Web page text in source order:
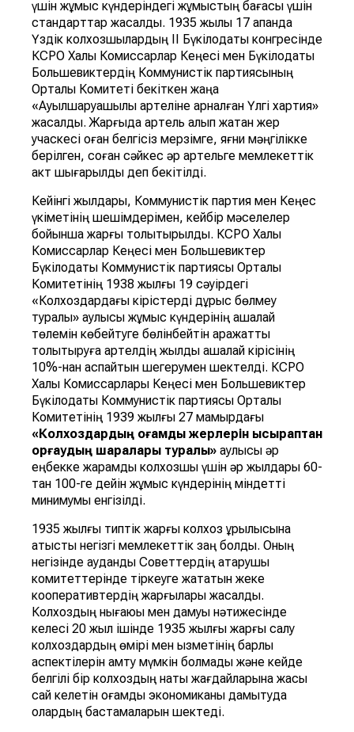
үшін жұмыс күндеріндегі жұмыстың бағасы үшін
стандарттар жасалды. 1935 жылы 17 ақпанда
Үздік колхозшылардың II Бүкілодақтық конгресінде
КСРО Халық Комиссарлар Кеңесі мен Бүкілодақтық
Большевиктердің Коммунистік партиясының
Орталық Комитеті бекіткен жаңа
«Ауылшаруашылық артеліне арналған Үлгі хартия»
жасалды. Жарғыда артель алып жатқан жер
учаскесі оған белгісіз мерзімге, яғни мәңгілікке
берілген, соған сәйкес әр артельге мемлекеттік
акт шығарылды деп бекітілді.
Кейінгі жылдары, Коммунистік партия мен Кеңес
үкіметінің шешімдерімен, кейбір мәселелер
бойынша жарғы толықтырылды. КСРО Халық
Комиссарлар Кеңесі мен Большевиктер
Бүкілодақтық Коммунистік партиясы Орталық
Комитетінің 1938 жылғы 19 сәуірдегі
«Колхоздардағы кірістерді дұрыс бөлмеу
туралы» қаулысы жұмыс күндерінің ақшалай
төлемін көбейтуге бөлінбейтін қаражатты
толықтыруға артелдің жылдық ақшалай кірісінің
10%-нан аспайтын шегерумен шектелді. КСРО
Халық Комиссарлары Кеңесі мен Большевиктер
Бүкілодақтық Коммунистік партиясы Орталық
Комитетінің 1939 жылғы 27 мамырдағы
«Колхоздардың қ оғамды жерлерін ысыраптан
орғаудың шаралары туралы» қаулысы әр
еңбекке жарамды колхозшы үшін әр жылдары 60-
тан 100-ге дейін жұмыс күндерінің міндетті
минимумы енгізілді.
1935 жылғы типтік жарғы колхоз құрылысына
қатысты негізгі мемлекеттік заң болды. Оның
негізінде аудандық Советтердің атқарушы
комитеттерінде тіркеуге жататын жеке
кооперативтердің жарғылары жасалды.
Колхоздың нығаюы мен дамуы нәтижесінде
келесі 20 жыл ішінде 1935 жылғы жарғы салу
колхоздардың өмірі мен қызметінің барлық
аспектілерін қамту мүмкін болмады және кейде
белгілі бір колхоздың нақты жағдайларына жақсы
сай келетін қоғамдық экономиканы дамытуда
олардың бастамаларын шектеді.